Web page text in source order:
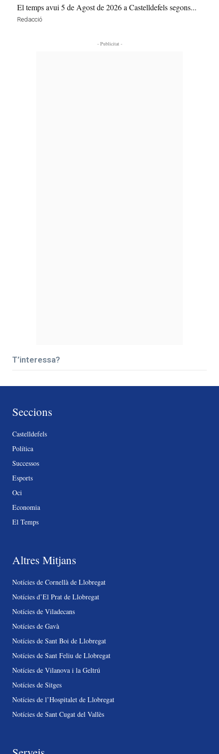
El temps avui 5 de Agost de 2026 a Castelldefels segons...
Redacció
- Publicitat -
T’interessa?
Seccions
Castelldefels
Política
Successos
Esports
Oci
Economia
El Temps
Altres Mitjans
Notícies de Cornellà de Llobregat
Notícies d’El Prat de Llobregat
Notícies de Viladecans
Notícies de Gavà
Notícies de Sant Boi de Llobregat
Notícies de Sant Feliu de Llobregat
Notícies de Vilanova i la Geltrú
Notícies de Sitges
Notícies de l’Hospitalet de Llobregat
Notícies de Sant Cugat del Vallès